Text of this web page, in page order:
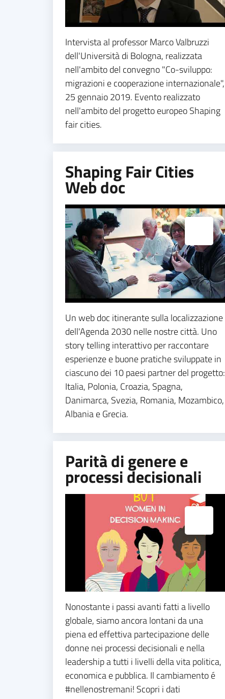
Intervista al professor Marco Valbruzzi
dell'Università di Bologna, realizzata
nell'ambito del convegno "Co-sviluppo:
migrazioni e cooperazione internazionale",
25 gennaio 2019. Evento realizzato
nell'ambito del progetto europeo Shaping
fair cities.
Shaping Fair Cities
Web doc
Espandi popup
Un web doc itinerante sulla localizzazione
dell'Agenda 2030 nelle nostre città. Uno
story telling interattivo per raccontare
esperienze e buone pratiche sviluppate in
ciascuno dei 10 paesi partner del progetto:
Italia, Polonia, Croazia, Spagna,
Danimarca, Svezia, Romania, Mozambico,
Albania e Grecia.
Parità di genere e
processi decisionali
Espandi popup
Nonostante i passi avanti fatti a livello
globale, siamo ancora lontani da una
piena ed effettiva partecipazione delle
donne nei processi decisionali e nella
leadership a tutti i livelli della vita politica,
economica e pubblica. Il cambiamento é
#nellenostremani! Scopri i dati